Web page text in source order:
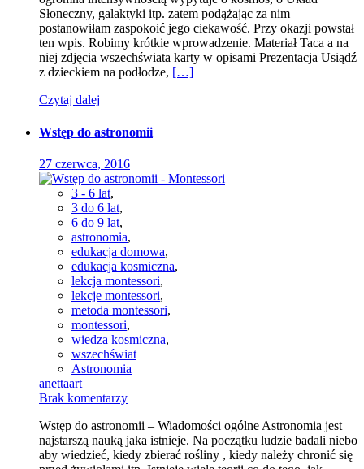
Słoneczny, galaktyki itp. zatem podążając za nim
postanowiłam zaspokoić jego ciekawość. Przy okazji powstał
ten wpis. Robimy krótkie wprowadzenie. Materiał Taca a na
niej zdjęcia wszechświata karty w opisami Prezentacja Usiądź
z dzieckiem na podłodze, […]
Czytaj dalej
Wstęp do astronomii
27 czerwca, 2016
3 - 6 lat,
3 do 6 lat,
6 do 9 lat,
astronomia,
edukacja domowa,
edukacja kosmiczna,
lekcja montessori,
lekcje montessori,
metoda montessori,
montessori,
wiedza kosmiczna,
wszechświat
Astronomia
anettaart
Brak komentarzy
Wstęp do astronomii – Wiadomości ogólne Astronomia jest
najstarszą nauką jaka istnieje. Na początku ludzie badali niebo
aby wiedzieć, kiedy zbierać rośliny , kiedy należy chronić się